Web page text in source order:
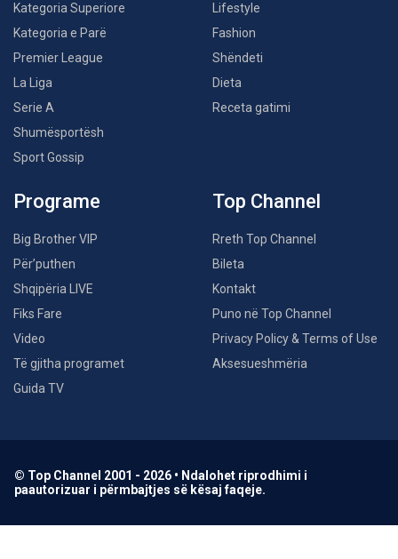
Kategoria Superiore
Kategoria e Parë
Premier League
La Liga
Serie A
Shumësportësh
Sport Gossip
Lifestyle
Fashion
Shëndeti
Dieta
Receta gatimi
Programe
Big Brother VIP
Për’puthen
Shqipëria LIVE
Fiks Fare
Video
Të gjitha programet
Guida TV
Top Channel
Rreth Top Channel
Bileta
Kontakt
Puno në Top Channel
Privacy Policy & Terms of Use
Aksesueshmëria
© Top Channel 2001 - 2026 • Ndalohet riprodhimi i
paautorizuar i përmbajtjes së kësaj faqeje.